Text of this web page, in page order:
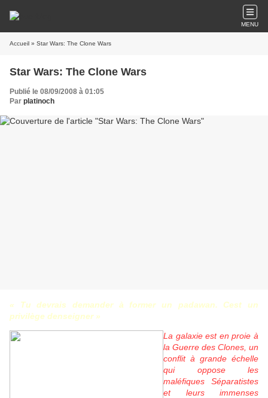
MENU
Accueil » Star Wars: The Clone Wars
Star Wars: The Clone Wars
Publié le 08/09/2008 à 01:05
Par platinoch
« Tu devrais demander à former un padawan. Cest un
privilège denseigner »
La galaxie est en proie à
la Guerre des Clones, un
conflit à grande échelle
qui oppose les
maléfiques Séparatistes
et leurs immenses